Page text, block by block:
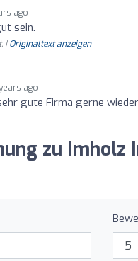
ago
sein.
|Originaltext anzeigen
ago
gute Firma gerne
zu Imholz